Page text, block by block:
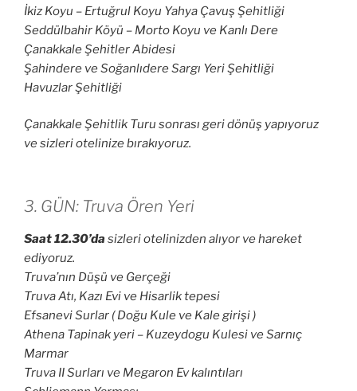
İkiz Koyu – Ertuğrul Koyu Yahya Çavuş Şehitliği
Seddülbahir Köyü – Morto Koyu ve Kanlı Dere
Çanakkale Şehitler Abidesi
Şahindere ve Soğanlıdere Sargı Yeri Şehitliği
Havuzlar Şehitliği
Çanakkale Şehitlik Turu sonrası geri dönüş yapıyoruz
ve sizleri otelinize bırakıyoruz.
3. GÜN: Truva Ören Yeri
Saat 12.30’da sizleri otelinizden alıyor ve hareket
ediyoruz.
Truva’nın Düşü ve Gerçeği
Truva Atı, Kazı Evi ve Hisarlik tepesi
Efsanevi Surlar ( Doğu Kule ve Kale girişi )
Athena Tapinak yeri – Kuzeydogu Kulesi ve Sarnıç
Marmar
Truva II Surları ve Megaron Ev kalıntıları